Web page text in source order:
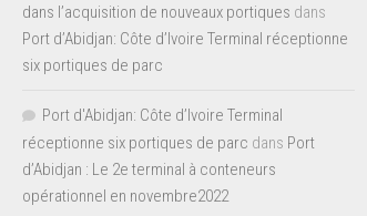
dans l’acquisition de nouveaux portiques dans
Port d’Abidjan: Côte d’Ivoire Terminal réceptionne
six portiques de parc
Port d'Abidjan: Côte d’Ivoire Terminal
réceptionne six portiques de parc dans Port
d’Abidjan : Le 2e terminal à conteneurs
opérationnel en novembre2022